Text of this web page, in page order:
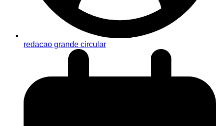
redacao grande circular